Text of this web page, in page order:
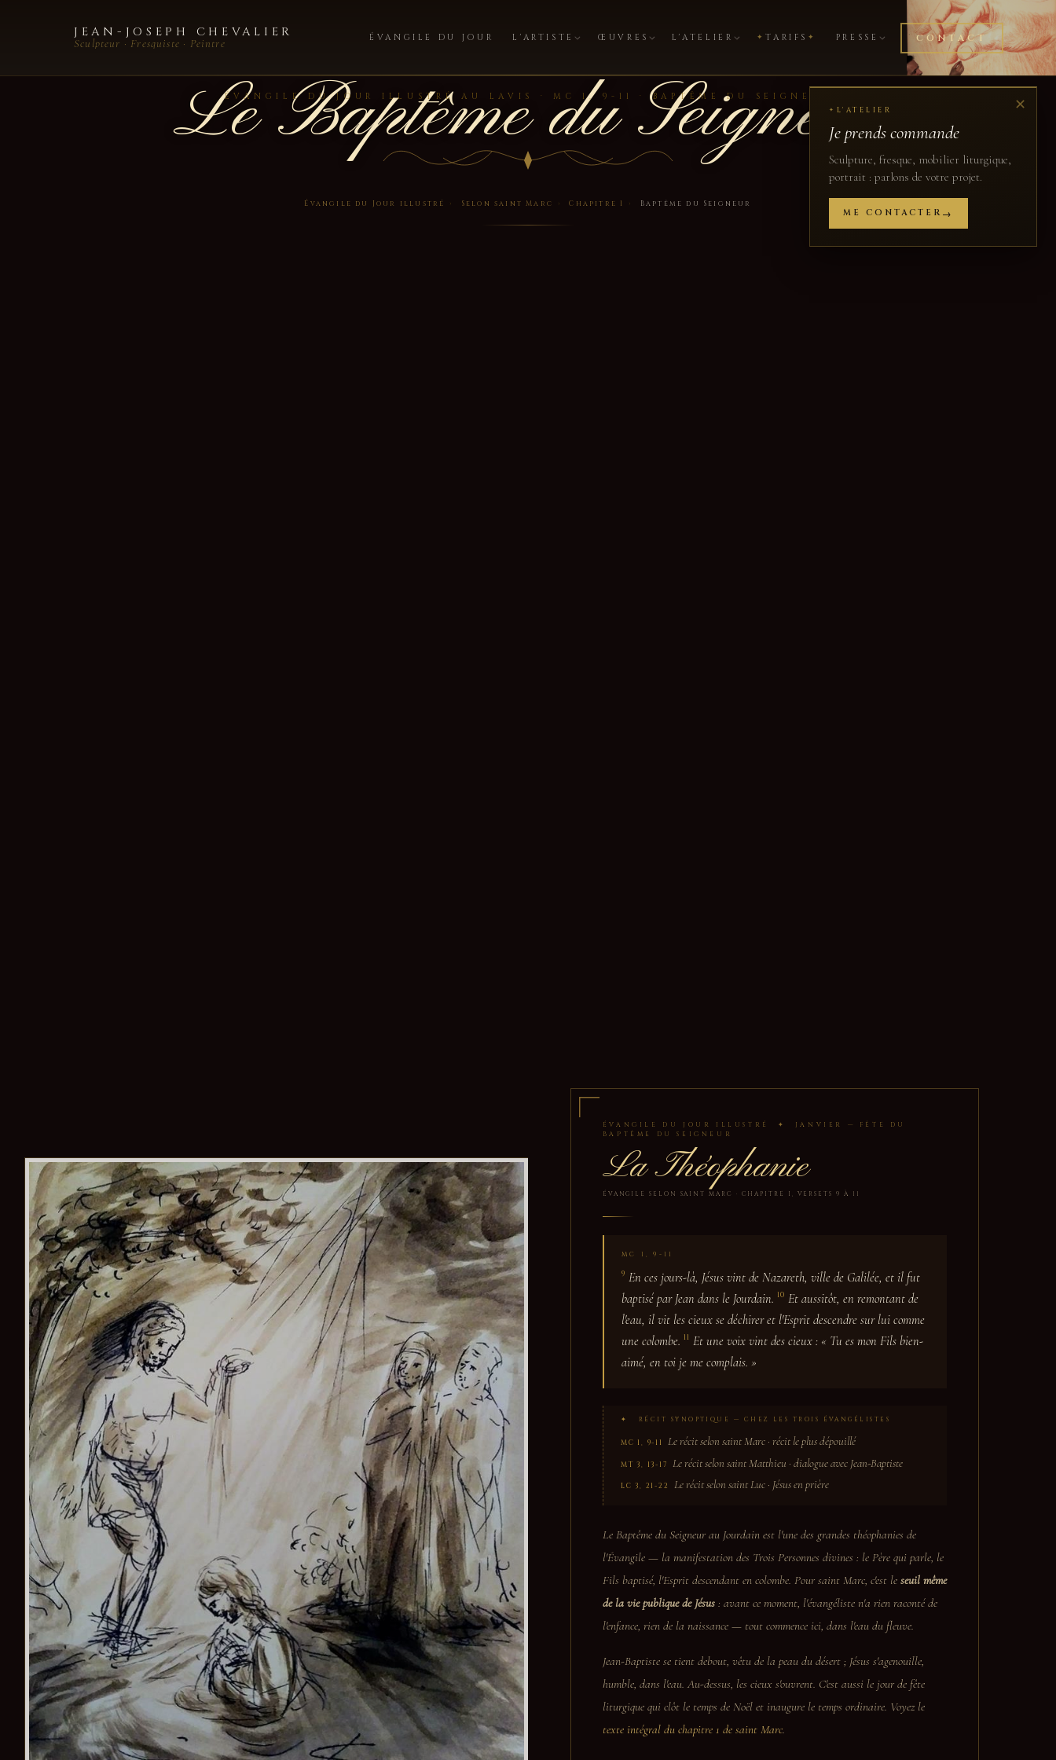
✕
✦ L'ATELIER
Je prends commande
Sculpture, fresque, mobilier liturgique,
portrait : parlons de votre projet.
ME CONTACTER
JEAN-JOSEPH CHEVALIER
Sculpteur · Fresquiste · Peintre ÉVANGILE DU JOUR L'ARTISTE ŒUVRES L'ATELIER ✦TARIFS ✦ PRESSE CONTACT
ÉVANGILE DU JOUR ILLUSTRÉ AU LAVIS · MC 1, 9-11 · BAPTÊME DU SEIGNEUR
Le Baptême du Seigneur
Évangile du Jour illustré › Selon saint Marc › Chapitre 1 › Baptême du Seigneur
ÉVANGILE DU JOUR ILLUSTRÉ ✦ JANVIER — FÊTE DU
BAPTÊME DU SEIGNEUR
La Théophanie
ÉVANGILE SELON SAINT MARC · CHAPITRE I, VERSETS 9 À 11
MC 1, 9-11
9 En ces jours-là, Jésus vint de Nazareth, ville de Galilée, et il fut
baptisé par Jean dans le Jourdain. 10 Et aussitôt, en remontant de
l'eau, il vit les cieux se déchirer et l'Esprit descendre sur lui comme
une colombe. 11 Et une voix vint des cieux : « Tu es mon Fils bien-
aimé, en toi je me complais. »
✦ RÉCIT SYNOPTIQUE — CHEZ LES TROIS ÉVANGÉLISTES
MC 1, 9-11 Le récit selon saint Marc ·récit le plus dépouillé
MT 3, 13-17 Le récit selon saint Matthieu ·dialogue avec Jean-Baptiste
LC 3, 21-22 Le récit selon saint Luc · Jésus en prière
Le Baptême du Seigneurau Jourdain est l'une des grandes théophanies de
l'Évangile — la manifestation des Trois Personnes divines : le Père qui parle, le
Fils baptisé, l'Esprit descendant en colombe. Pour saint Marc, c'est le seuil même
de la vie publique de Jésus: avant ce moment, l'évangéliste n'a rien raconté de
l'enfance, rien de la naissance — tout commence ici, dans l'eau du fleuve.
Jean-Baptiste se tient debout, vêtu de la peau du désert ; Jésus s'agenouille,
humble, dans l'eau. Au-dessus, les cieux s'ouvrent. C'est aussi le jour de fête
liturgique qui clôt le temps de Noël et inaugure le temps ordinaire. Voyez le
texte intégral du chapitre 1 de saint Marc.